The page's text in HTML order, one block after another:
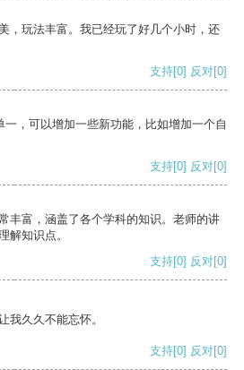
，玩法丰富。我已经玩了好几个小时，还
支持[0] 反对[0]
，可以增加一些新功能，比如增加一个自
支持[0] 反对[0]
丰富，涵盖了各个学科的知识。老师的讲
解知识点。
支持[0] 反对[0]
我久久不能忘怀。
支持[0] 反对[0]